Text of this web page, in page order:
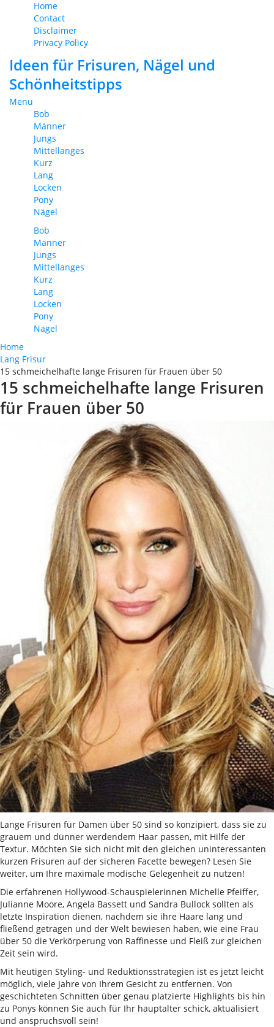
Home
Contact
Disclaimer
Privacy Policy
Ideen für Frisuren, Nägel und
Schönheitstipps
Menu
Bob
Männer
Jungs
Mittellanges
Kurz
Lang
Locken
Pony
Nägel
Bob
Männer
Jungs
Mittellanges
Kurz
Lang
Locken
Pony
Nägel
Home
Lang Frisur
15 schmeichelhafte lange Frisuren für Frauen über 50
15 schmeichelhafte lange Frisuren
für Frauen über 50
Lange Frisuren für Damen über 50 sind so konzipiert, dass sie zu
grauem und dünner werdendem Haar passen, mit Hilfe der
Textur. Möchten Sie sich nicht mit den gleichen uninteressanten
kurzen Frisuren auf der sicheren Facette bewegen? Lesen Sie
weiter, um Ihre maximale modische Gelegenheit zu nutzen!
Die erfahrenen Hollywood-Schauspielerinnen Michelle Pfeiffer,
Julianne Moore, Angela Bassett und Sandra Bullock sollten als
letzte Inspiration dienen, nachdem sie ihre Haare lang und
fließend getragen und der Welt bewiesen haben, wie eine Frau
über 50 die Verkörperung von Raffinesse und Fleiß zur gleichen
Zeit sein wird.
Mit heutigen Styling- und Reduktionsstrategien ist es jetzt leicht
möglich, viele Jahre von Ihrem Gesicht zu entfernen. Von
geschichteten Schnitten über genau platzierte Highlights bis hin
zu Ponys können Sie auch für Ihr hauptalter schick, aktualisiert
und anspruchsvoll sein!